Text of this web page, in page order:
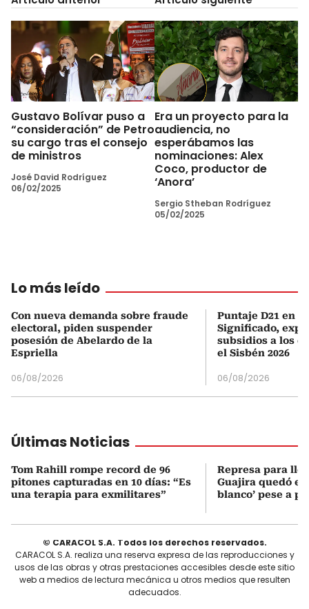
Gustavo Bolívar puso a
“consideración” de Petro
su cargo tras el consejo
de ministros
José David Rodríguez
06/02/2025
Era un proyecto para la
audiencia, no
esperábamos las
nominaciones: Alex
Coco, productor de
‘Anora’
Sergio Stheban Rodríguez
05/02/2025
Lo más leído
Con nueva demanda sobre fraude
electoral, piden suspender
posesión de Abelardo de la
Espriella
06/08/2026
Puntaje D21 en
Significado,
subsidios a los
el Sisbén 2026
06/08/2026
Últimas Noticias
Tom Rahill rompe record de 96
pitones capturadas en 10 días: “Es
una terapia para exmilitares”
Represa para
Guajira quedó en
blanco’ pese a
© CARACOL S.A. Todos los derechos reservados.
CARACOL S.A. realiza una reserva expresa de las reproducciones y
usos de las obras y otras prestaciones accesibles desde este sitio
web a medios de lectura mecánica u otros medios que resulten
adecuados.